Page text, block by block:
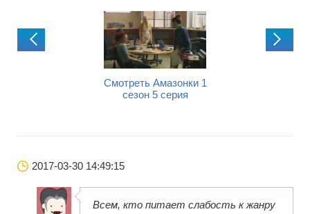
Смотреть Амазонки 1
сезон 5 серия
2017-03-30 14:49:15
Всем, кто питает слабость к жанру